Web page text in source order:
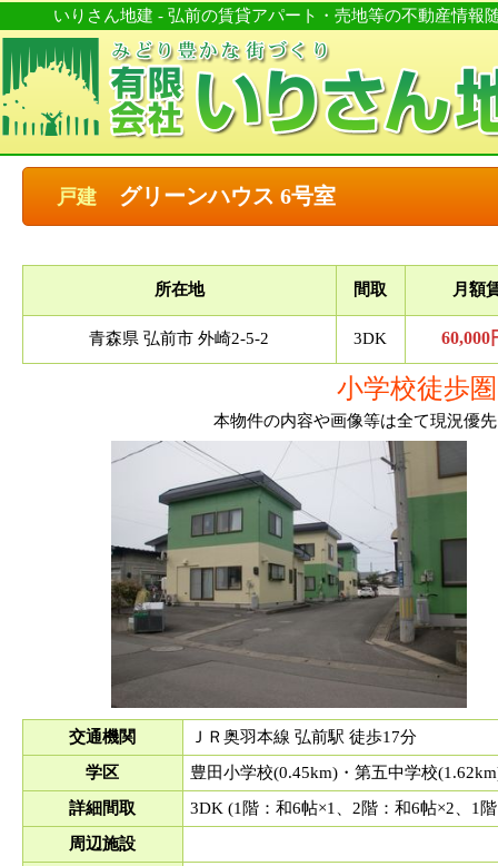
いりさん地建 - 弘前の賃貸アパート・売地等の不動産情
戸建 グリーンハウス 6号室
所在地 間取 月額
青森県 弘前市 外崎2-5-2 3DK 60,000
小学校徒歩
本物件の内容や画像等は全て現況優
交通機関
ＪＲ奥羽本線 弘前駅 徒歩17分
学区
豊田小学校(0.45km)・第五中学校
詳細間取
3DK (1階：和6帖×1、2階：和6帖×2、1
周辺施設